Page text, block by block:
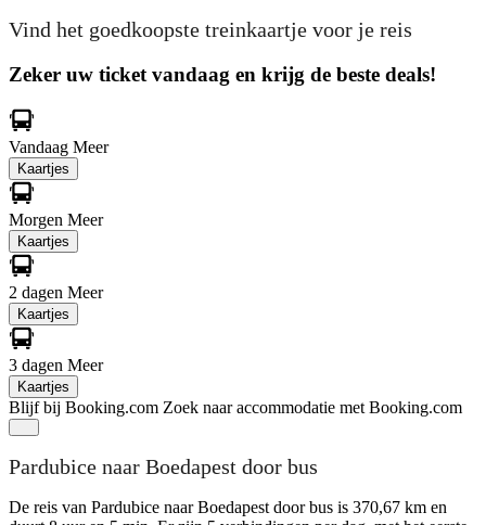
Vind het goedkoopste treinkaartje voor je reis
Zeker uw ticket vandaag en krijg de beste deals!
Vandaag Meer
Kaartjes
Morgen Meer
Kaartjes
2 dagen Meer
Kaartjes
3 dagen Meer
Kaartjes
Blijf bij Booking.com Zoek naar accommodatie met Booking.com
Pardubice naar Boedapest door bus
De reis van Pardubice naar Boedapest door bus is 370,67 km en